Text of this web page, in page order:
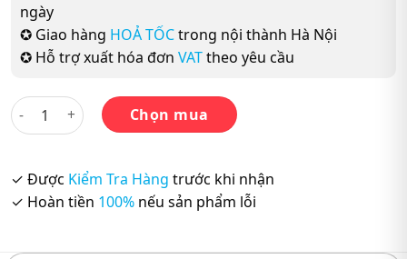
ngày
✪ Giao hàng HOẢ TỐCtrong nội thành Hà Nội
✪ Hỗ trợ xuất hóa đơn VATtheo yêu cầu
Combo 5 cuốn: Shinkanzen Masuta N2 – 5 kỹ năng số lượng
Chọn mua
✓ Được Kiểm Tra Hàng trước khi nhận
✓ Hoàn tiền 100% nếu sản phẩm lỗi